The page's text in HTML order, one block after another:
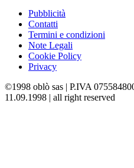
Pubblicità
Contatti
Termini e condizioni
Note Legali
Cookie Policy
Privacy
©1998 oblò sas | P.IVA
11.09.1998 | all right reserved